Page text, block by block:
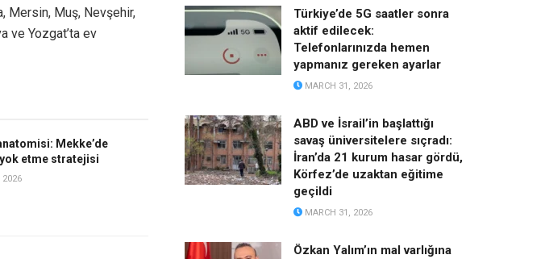
Mersin, Muş, Nevşehir,
ve Yozgat’ta ev
Mekke’de
etme stratejisi
2026
Türkiye’de 5G saatler sonra
aktif edilecek:
Telefonlarınızda hemen
yapmanız gereken ayarlar
MARCH 31, 2026
ABD ve İsrail’in başlattığı
savaş üniversitelere sıçradı:
İran’da 21 kurum hasar gördü,
Körfez’de uzaktan eğitime
geçildi
MARCH 31, 2026
Özkan Yalım’ın mal varlığına